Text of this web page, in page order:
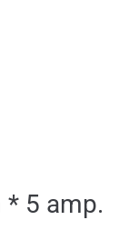
5 amp.